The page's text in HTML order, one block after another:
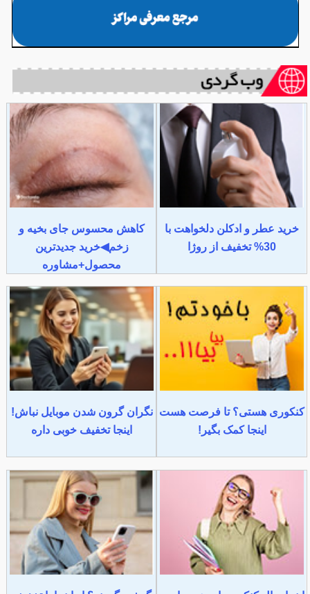
خرید عطر و ادکلن دلخواهت با
30% تخفیف از روژا
کاهش محسوس جای بخیه و
زخم◀خرید جدیدترین
محصول+مشاوره
کنکوری هستی؟ تا فرصت هست
اینجا کمک بگیر!
نگران گرون شدن موبایل نباش!
اینجا تخفیف خوبی داره